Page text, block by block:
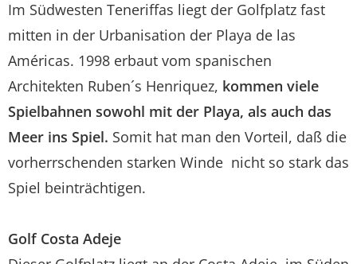
Im Südwesten Teneriffas liegt der Golfplatz fast
mitten in der Urbanisation der Playa de las
Américas. 1998 erbaut vom spanischen
Architekten Ruben´s Henriquez, kommen viele
Spielbahnen sowohl mit der Playa, als auch das
Meer ins Spiel. Somit hat man den Vorteil, daß die
vorherrschenden starken Winde nicht so stark das
Spiel beinträchtigen.
Golf Costa Adeje